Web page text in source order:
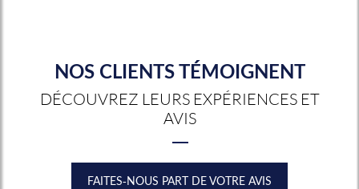
NOS CLIENTS TÉMOIGNENT
DÉCOUVREZ LEURS EXPÉRIENCES ET
AVIS
FAITES-NOUS PART DE VOTRE AVIS